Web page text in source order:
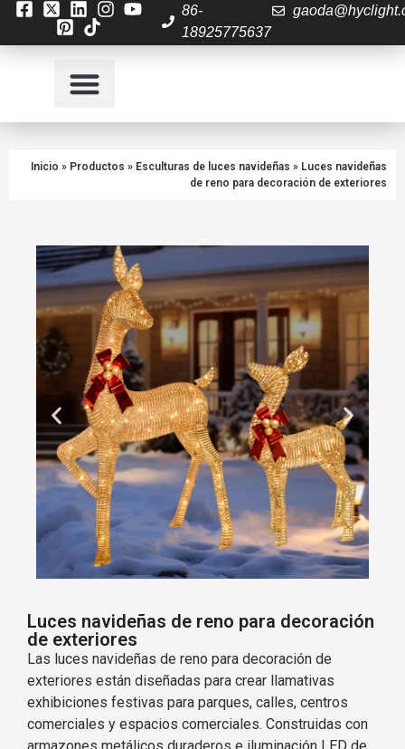
86-
18925775637
Inicio » Productos » Esculturas de luces navideñas » Luces navideñas
de reno para decoración de exteriores
Luces navideñas de reno para decoración
de exteriores
Las luces navideñas de reno para decoración de
exteriores están diseñadas para crear llamativas
exhibiciones festivas para parques, calles, centros
comerciales y espacios comerciales. Construidas con